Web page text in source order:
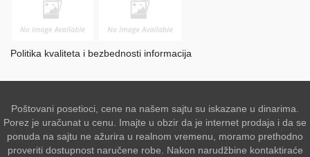
Politika kvaliteta i bezbednosti informacija
Poštovani posetioci, cene na našem sajtu su iskazane u dinarima.
Porez je uračunat u cenu. Imajte u obzir da je internet prodaja i da se
ponuda na sajtu ne ažurira u realnom vremenu, moramo prethodno
proveriti dostupnost naručene robe. Nakon narudžbine kontaktiraće